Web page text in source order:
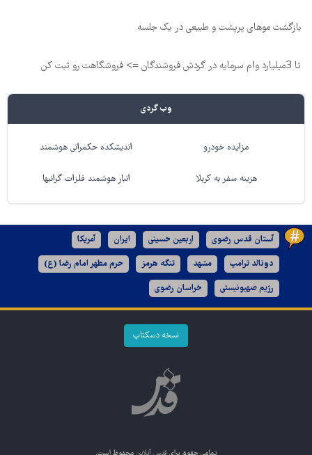
بازگشت موهای پرپشت و طبیعی در یک جلسه
تا 3میلیارد وام سرمایه در گردش فروشندگان => فروشگاهت رو ثبت کن
وب گردی
مزایده خودرو اندیشکده حکمرانی هوشمند
هزینه سفر به کربلا انبار هوشمند فلزات گرانبها
آستان قدس رضوی اربعین حسینی ایران آمریکا
دونالد ترامپ مشهد تنگه هرمز حرم مطهر امام رضا (ع)
رژیم صهیونیستی خراسان رضوی
نسخه دسکتاپ